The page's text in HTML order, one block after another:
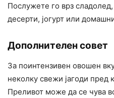
Послужете го врз
десерти, јогурт или
Дополнителен совет
За поинтензивен овошен
неколку свежи јагоди пред
Преливот може да се чува